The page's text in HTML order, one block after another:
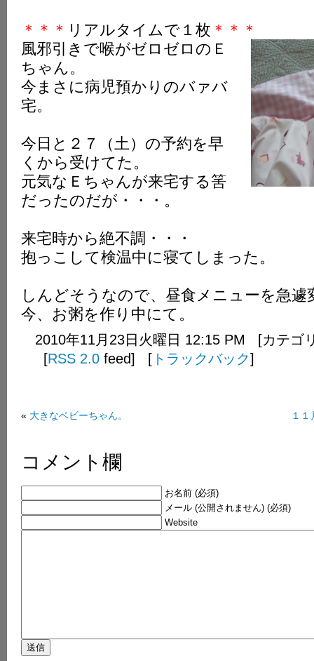
＊＊＊ リアルタイムで１枚 ＊＊＊
風邪引きで喉がゼロゼロのＥ
ちゃん。
今まさに病児預かりのバァバ
宅。
今日と２７（土）の予約を早
くから受けてた。
元気なＥちゃんが来宅する筈
だったのだが・・・。
来宅時から絶不調・・・
抱っこして検温中に寝てしまった。
しんどそうなので、昼食メニューを急遽
今、お粥を作り中にて。
2010年11月23日火曜日 12:15 PM [カテゴ
[RSS 2.0 feed] [ トラックバック]
« 大きなベビーちゃん。 １
コメント欄
お名前 (必須)
メール (公開されません) (必須)
Website